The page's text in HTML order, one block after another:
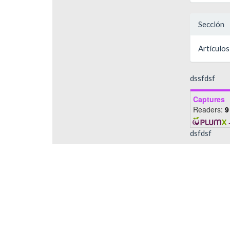
Sección
Artículos
dssfdsf
Captures
Readers:9
-
dsfdsf